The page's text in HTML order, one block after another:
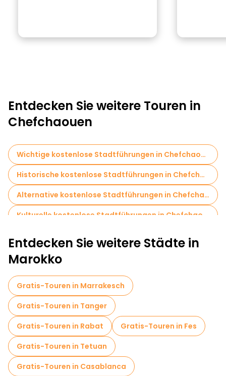
Entdecken Sie weitere Touren in
Chefchaouen
Wichtige kostenlose Stadtführungen in Chefchaouen
Historische kostenlose Stadtführungen in Chefchaouen
Alternative kostenlose Stadtführungen in Chefchaouen
Kostenlose Rundgänge für Familien in Chefchaouen
Fototouren in Chefchaouen
Museen in Chefchaouen
Lokale Verkostungstouren in Chefchaouen
Kostenlose Tagesausflüge in Chefchaouen
Food-Touren in Chefchaouen
Kostenlose Führungen in der Nähe Place El Haouta
Entdecken Sie weitere Städte in
Marokko
Gratis-Touren in Marrakesch
Gratis-Touren in Tanger
Gratis-Touren in Rabat
Gratis-Touren in Fes
Gratis-Touren in Tetuan
Gratis-Touren in Casablanca